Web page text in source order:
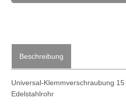
Beschreibung
Universal-Klemmverschraubung
Edelstahlrohr